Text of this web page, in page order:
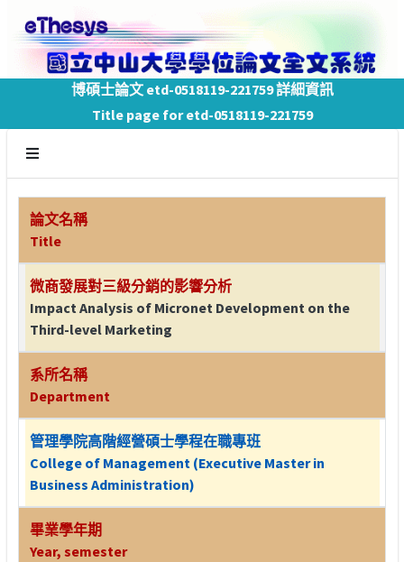
博碩士論文 etd-0518119-221759 詳細資訊
Title page for etd-0518119-221759
論文名稱
Title
微商發展對三級分銷的影響分析
Impact Analysis of Micronet Development on the
Third-level Marketing
系所名稱
Department
管理學院高階經營碩士學程在職專班
College of Management (Executive Master in
Business Administration)
畢業學年期
Year, semester